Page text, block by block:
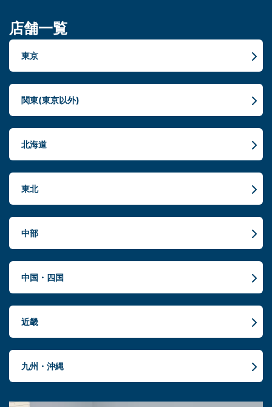
店舗一覧
東京
関東(東京以外)
北海道
東北
中部
中国・四国
近畿
九州・沖縄